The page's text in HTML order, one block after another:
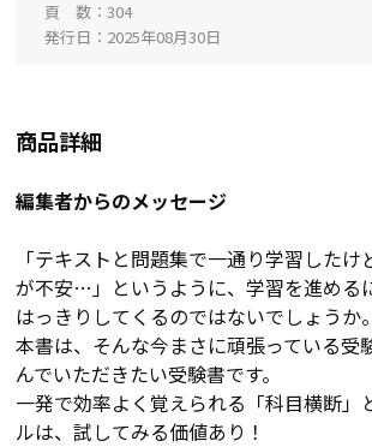
頁 数
304
発行日
2025年08月30日
商品詳細
編集者からのメッセージ
「テキストと問題集で一通り学習した
が不安…」というように、学習を進める
はっきりしてくるのではないでしょうか。
本書は、そんな今まさに頑張っている受
んでいただきたい受験書です。
一発で効率よく覚えられる「科目横断」
ルは、試してみる価値あり！